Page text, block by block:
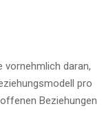
daran,
pro
Beziehungen